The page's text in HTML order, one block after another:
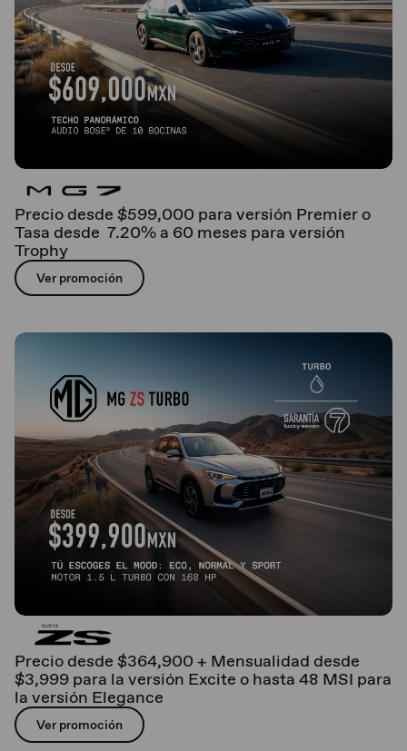
Precio desde $599,000 para versión Premier o
Tasa desde 7.20% a 60 meses para versión
Trophy
Ver promoción
Precio desde $364,900 + Mensualidad desde
$3,999 para la versión Excite o hasta 48 MSI para
la versión Elegance
Ver promoción